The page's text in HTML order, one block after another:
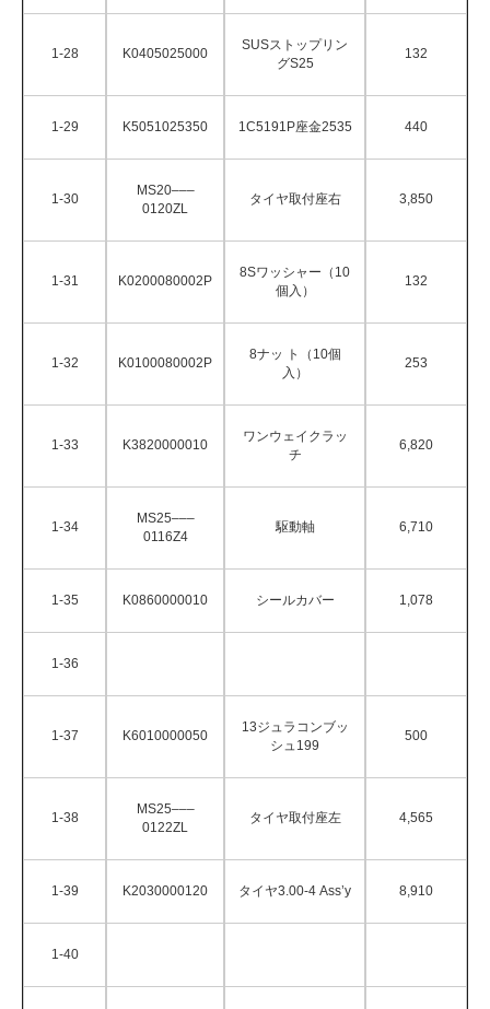
1-28 K0405025000
SUSストップリン
グS25
132
1-29 K5051025350 1C5191P座金2535 440
1-30
MS20–––
0120ZL
タイヤ取付座右 3,850
1-31 K0200080002P
8Sワッシャー（10
個入）
132
1-32 K0100080002P
8ナッ ト（10個
入）
253
1-33 K3820000010
ワンウェイクラッ
チ
6,820
1-34
MS25–––
0116Z4
駆動軸 6,710
1-35 K0860000010 シールカバー 1,078
1-36
1-37 K6010000050
13ジュラコンブッ
シュ199
500
1-38
MS25–––
0122ZL
タイヤ取付座左 4,565
1-39 K2030000120 タイヤ3.00-4 Ass’y 8,910
1-40